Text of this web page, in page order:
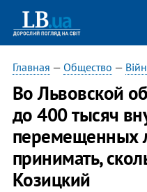
Главная — Общество —
Во Львовской
до 400 тысяч
перемещенных
принимать,
Козицкий